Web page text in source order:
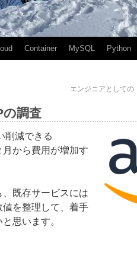
Container MySQL Python
エンジニアとしての
調査
削減できる
から費用が増加す
、既存サービスには
を整理して、着手
思います。